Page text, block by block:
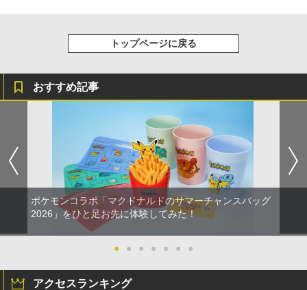
トップページに戻る
おすすめ記事
ポケモンコラボ「マクドナルドのサマーチャンスバッグ
2026」をひと足お先に体験してみた！
● ● ● ● ● ● ●
アクセスランキング